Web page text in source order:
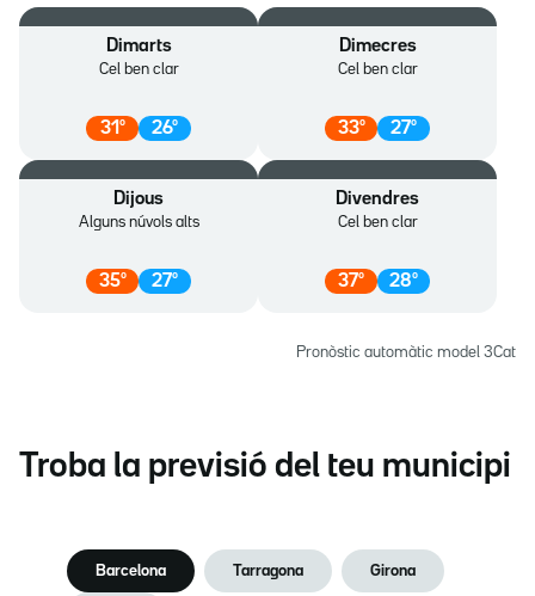
Dimarts
Cel ben clar
31 º 26º
Dimecres
Cel ben clar
33º 27º
Dijous
Alguns núvols alts
35º 27º
Divendres
Cel ben clar
37º 28º
Pronòstic automàtic model 3Cat
Troba la previsió del teu municipi
Barcelona Tarragona Girona